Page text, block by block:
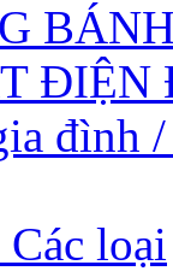
ĐIỆN
đình
loại